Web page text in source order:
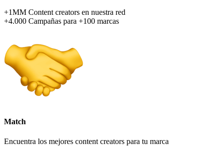
+1MM Content creators en nuestra red
+4.000 Campañas para +100 marcas
Match
Encuentra los mejores content creators para tu marca